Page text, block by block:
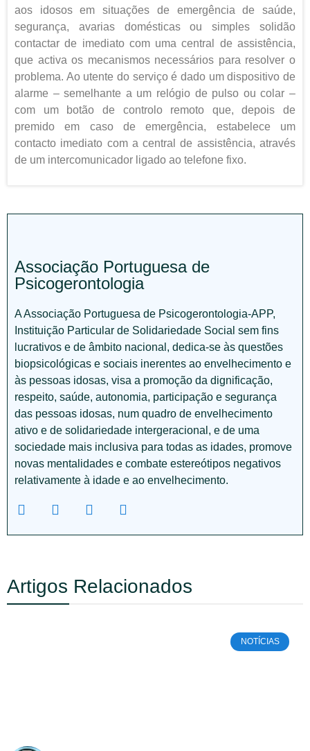
aos idosos em situações de emergência de saúde,
segurança, avarias domésticas ou simples solidão
contactar de imediato com uma central de assistência,
que activa os mecanismos necessários para resolver o
problema. Ao utente do serviço é dado um dispositivo de
alarme – semelhante a um relógio de pulso ou colar –
com um botão de controlo remoto que, depois de
premido em caso de emergência, estabelece um
contacto imediato com a central de assistência, através
de um intercomunicador ligado ao telefone fixo.
Associação Portuguesa de
Psicogerontologia
A Associação Portuguesa de Psicogerontologia-APP,
Instituição Particular de Solidariedade Social sem fins
lucrativos e de âmbito nacional, dedica-se às questões
biopsicológicas e sociais inerentes ao envelhecimento e
às pessoas idosas, visa a promoção da dignificação,
respeito, saúde, autonomia, participação e segurança
das pessoas idosas, num quadro de envelhecimento
ativo e de solidariedade intergeracional, e de uma
sociedade mais inclusiva para todas as idades, promove
novas mentalidades e combate estereótipos negativos
relativamente à idade e ao envelhecimento.
Artigos Relacionados
NOTÍCIAS